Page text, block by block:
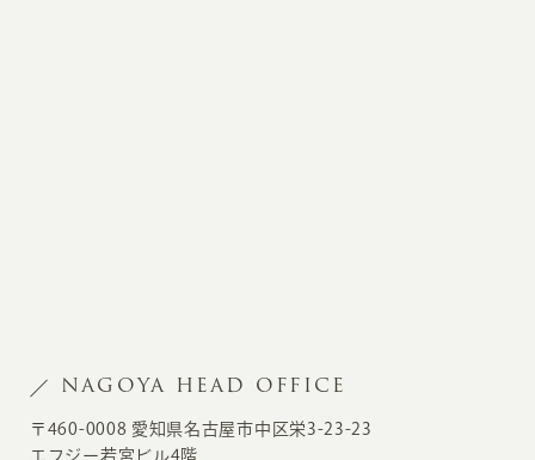
NAGOYA HEAD OFFICE
〒460-0008 愛知県名古屋市中区栄3-23-23
エフジー若宮ビル4階